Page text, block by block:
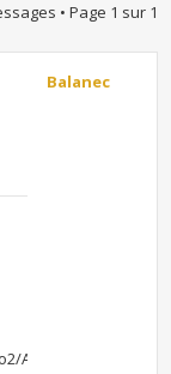
• Page 1 sur 1
Balanec